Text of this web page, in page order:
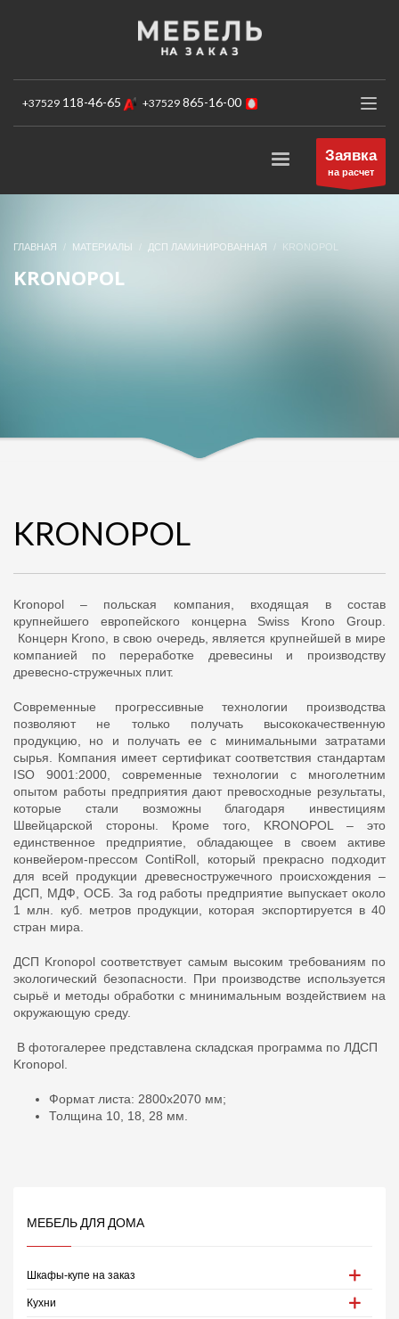
ЗАКАЗ ОБРАТНОГО ЗВОНКА
+37529 118-46-65 +37529 865-16-00
Заявка
на расчет
ГЛАВНАЯ МАТЕРИАЛЫ ДСП ЛАМИНИРОВАННАЯ KRONOPOL
KRONOPOL
KRONOPOL
Kronopol – польская компания, входящая в состав
крупнейшего европейского концерна Swiss Krono Group.
Концерн Krono, в свою очередь, является крупнейшей в мире
компанией по переработке древесины и производству
древесно-стружечных плит.
Современные прогрессивные технологии производства
позволяют не только получать высококачественную
продукцию, но и получать ее с минимальными затратами
сырья. Компания имеет сертификат соответствия стандартам
ISO 9001:2000, современные технологии с многолетним
опытом работы предприятия дают превосходные результаты,
которые стали возможны благодаря инвестициям
Швейцарской стороны. Кроме того, KRONOPOL – это
единственное предприятие, обладающее в своем активе
конвейером-прессом ContiRoll, который прекрасно подходит
для всей продукции древесностружечного происхождения –
ДСП, МДФ, ОСБ. За год работы предприятие выпускает около
1 млн. куб. метров продукции, которая экспортируется в 40
стран мира.
ДСП Kronopol соответствует самым высоким требованиям по
экологический безопасности. При производстве используется
сырьё и методы обработки с мнинимальным воздействием на
окружающую среду.
В фотогалерее представлена складская программа по ЛДСП
Kronopol.
Формат листа: 2800х2070 мм;
Толщина 10, 18, 28 мм.
МЕБЕЛЬ ДЛЯ ДОМА
Шкафы-купе на заказ
Кухни